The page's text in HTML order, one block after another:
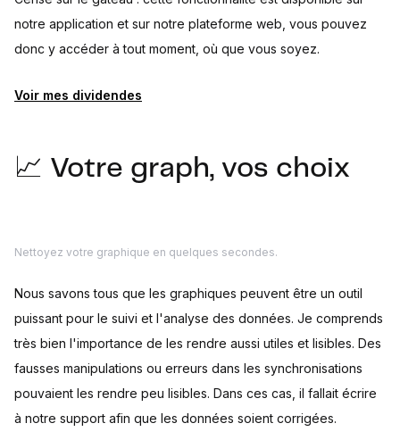
notre application et sur notre plateforme web, vous pouvez
donc y accéder à tout moment, où que vous soyez.
Voir mes dividendes
📈 Votre graph, vos choix
Nettoyez votre graphique en quelques secondes.
Nous savons tous que les graphiques peuvent être un outil
puissant pour le suivi et l'analyse des données. Je comprends
très bien l'importance de les rendre aussi utiles et lisibles. Des
fausses manipulations ou erreurs dans les synchronisations
pouvaient les rendre peu lisibles. Dans ces cas, il fallait écrire
à notre support afin que les données soient corrigées.